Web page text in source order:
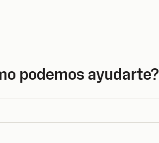
podemos ayudarte?